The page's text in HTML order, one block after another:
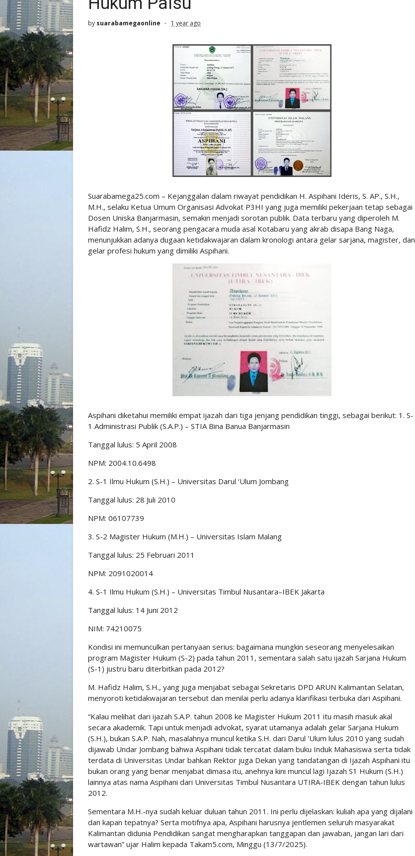
by suarabamegaonline 1 year ago
Suarabamega25.com – Kejanggalan dalam riwayat pendidikan H. Aspihani Ideris, S. AP., S.H.,
M.H., selaku Ketua Umum Organisasi Advokat P3HI yang juga memiliki pekerjaan tetap sebagai
Dosen Uniska Banjarmasin, semakin menjadi sorotan publik. Data terbaru yang diperoleh M.
Hafidz Halim, S.H., seorang pengacara muda asal Kotabaru yang akrab disapa Bang Naga,
menunjukkan adanya dugaan ketidakwajaran dalam kronologi antara gelar sarjana, magister, dan
gelar profesi hukum yang dimiliki Aspihani.
Aspihani diketahui memiliki empat ijazah dari tiga jenjang pendidikan tinggi, sebagai berikut: 1. S-
1 Administrasi Publik (S.A.P.) – STIA Bina Banua Banjarmasin
Tanggal lulus: 5 April 2008
NPM: 2004.10.6498
2. S-1 Ilmu Hukum (S.H.) – Universitas Darul ‘Ulum Jombang
Tanggal lulus: 28 Juli 2010
NPM: 06107739
3. S-2 Magister Hukum (M.H.) – Universitas Islam Malang
Tanggal lulus: 25 Februari 2011
NPM: 2091020014
4. S-1 Ilmu Hukum (S.H.) – Universitas Timbul Nusantara–IBEK Jakarta
Tanggal lulus: 14 Juni 2012
NIM: 74210075
Kondisi ini memunculkan pertanyaan serius: bagaimana mungkin seseorang menyelesaikan
program Magister Hukum (S-2) pada tahun 2011, sementara salah satu ijazah Sarjana Hukum
(S-1) justru baru diterbitkan pada 2012?
M. Hafidz Halim, S.H., yang juga menjabat sebagai Sekretaris DPD ARUN Kalimantan Selatan,
menyoroti ketidakwajaran tersebut dan menilai perlu adanya klarifikasi terbuka dari Aspihani.
“Kalau melihat dari ijazah S.A.P. tahun 2008 ke Magister Hukum 2011 itu masih masuk akal
secara akademik. Tapi untuk menjadi advokat, syarat utamanya adalah gelar Sarjana Hukum
(S.H.), bukan S.A.P. Nah, masalahnya muncul ketika S.H. dari Darul 'Ulum lulus 2010 yang sudah
dijawab Undar Jombang bahwa Aspihani tidak tercatat dalam buku Induk Mahasiswa serta tidak
terdata di Universitas Undar bahkan Rektor juga Dekan yang tandatangan di Ijazah Aspihani itu
bukan orang yang benar menjabat dimasa itu, anehnya kini muncul lagi Ijazah S1 Hukum (S.H.)
lainnya atas nama Aspihani dari Universitas Timbul Nusantara UTIRA-IBEK dengan tahun lulus
2012.
Sementara M.H.-nya sudah keluar duluan tahun 2011. Ini perlu dijelaskan: kuliah apa yang dijalani
dan kapan tepatnya? Serta motifnya apa, Aspihani harusnya jentlemen seluruh masyarakat
Kalimantan didunia Pendidikan sangat mengharapkan tanggapan dan jawaban, jangan lari dari
wartawan” ujar Halim kepada Takam5.com, Minggu (13/7/2025).